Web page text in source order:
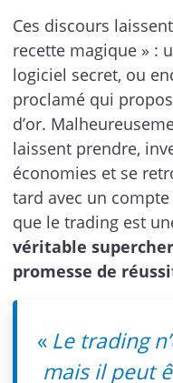
Ces discours
recette magique » :
logiciel secret, ou
proclamé qui
d’or.
laissent prendre,
économies et se
tard avec un
que le trading est
véritable
promesse de
« Le trading
mais il peut